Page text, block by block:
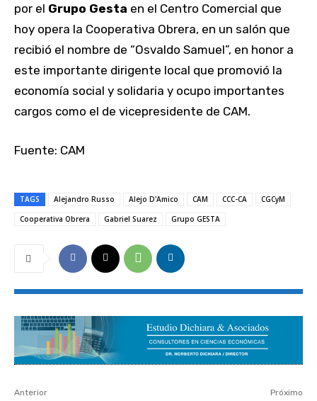
por el Grupo Gesta en el Centro Comercial que
hoy opera la Cooperativa Obrera, en un salón que
recibió el nombre de “Osvaldo Samuel”, en honor a
este importante dirigente local que promovió la
economía social y solidaria y ocupo importantes
cargos como el de vicepresidente de CAM.
Fuente: CAM
TAGS Alejandro Russo Alejo D'Amico CAM CCC-CA
CGCyM
Cooperativa Obrera
Gabriel Suarez Grupo GESTA
Anterior
Próximo